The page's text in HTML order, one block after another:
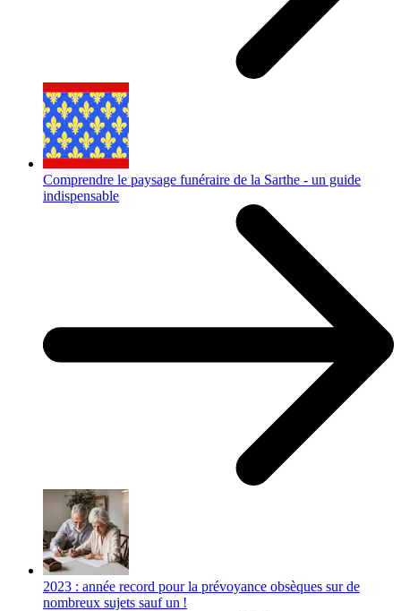
Comprendre le paysage funéraire de la Sarthe - un guide
indispensable
2023 : année record pour la prévoyance obsèques sur de
nombreux sujets sauf un !